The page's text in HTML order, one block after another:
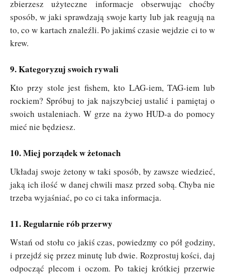
zbierzesz użyteczne informacje obserwując choćby
sposób, w jaki sprawdzają swoje karty lub jak reagują na
to, co w kartach znaleźli. Po jakimś czasie wejdzie ci to w
krew.
9. Kategoryzuj swoich rywali
Kto przy stole jest fishem, kto LAG-iem, TAG-iem lub
rockiem? Spróbuj to jak najszybciej ustalić i pamiętaj o
swoich ustaleniach. W grze na żywo HUD-a do pomocy
mieć nie będziesz.
10. Miej porządek w żetonach
Układaj swoje żetony w taki sposób, by zawsze wiedzieć,
jaką ich ilość w danej chwili masz przed sobą. Chyba nie
trzeba wyjaśniać, po co ci taka informacja.
11. Regularnie rób przerwy
Wstań od stołu co jakiś czas, powiedzmy co pół godziny,
i przejdź się przez minutę lub dwie. Rozprostuj kości, daj
odpocząć plecom i oczom. Po takiej krótkiej przerwie